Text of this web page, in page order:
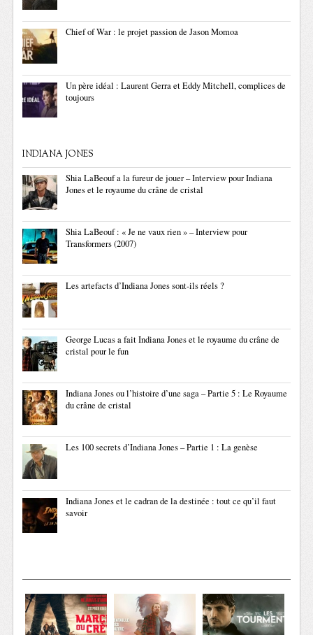
Chief of War : le projet passion de Jason Momoa
Un père idéal : Laurent Gerra et Eddy Mitchell, complices de
toujours
INDIANA JONES
Shia LaBeouf a la fureur de jouer – Interview pour Indiana
Jones et le royaume du crâne de cristal
Shia LaBeouf : « Je ne vaux rien » – Interview pour
Transformers (2007)
Les artefacts d’Indiana Jones sont-ils réels ?
George Lucas a fait Indiana Jones et le royaume du crâne de
cristal pour le fun
Indiana Jones ou l’histoire d’une saga – Partie 5 : Le Royaume
du crâne de cristal
Les 100 secrets d’Indiana Jones – Partie 1 : La genèse
Indiana Jones et le cadran de la destinée : tout ce qu’il faut
savoir